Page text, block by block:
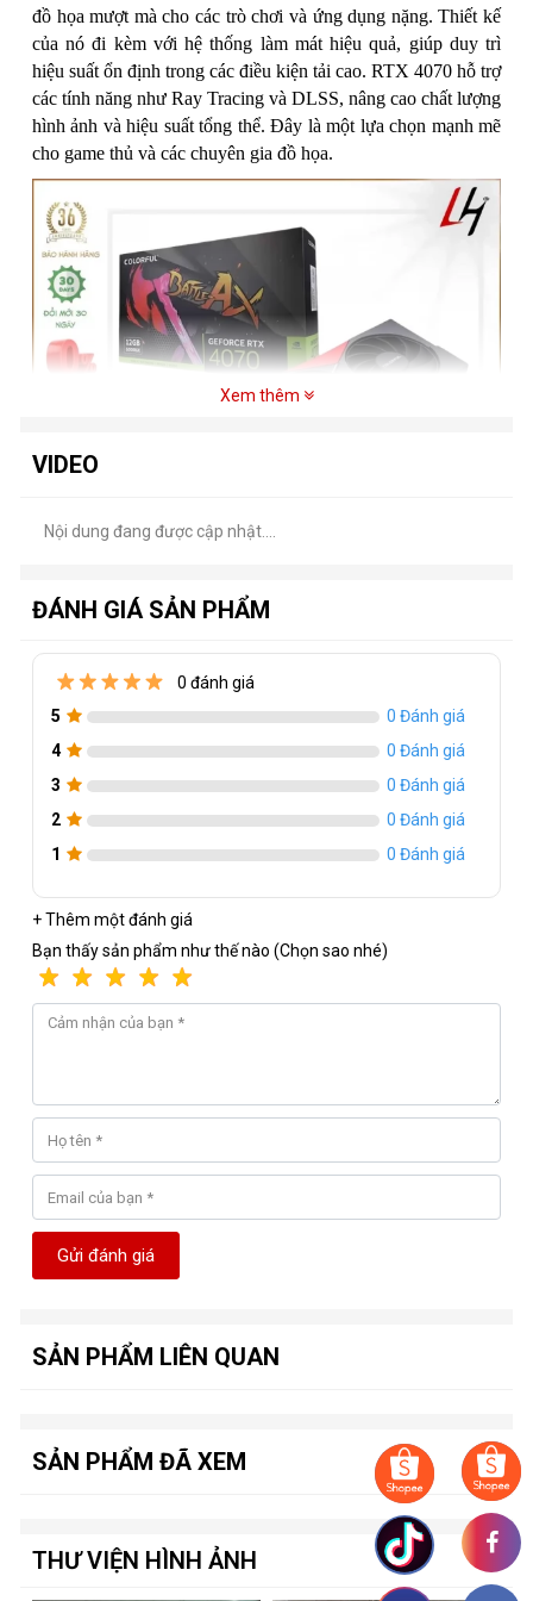
đồ họa mượt mà cho các trò chơi và ứng dụng nặng. Thiết kế
của nó đi kèm với hệ thống làm mát hiệu quả, giúp duy trì
hiệu suất ổn định trong các điều kiện tải cao. RTX 4070 hỗ trợ
các tính năng như Ray Tracing và DLSS, nâng cao chất lượng
hình ảnh và hiệu suất tổng thể. Đây là một lựa chọn mạnh mẽ
cho game thủ và các chuyên gia đồ họa.
Thông số kỹ thuật của Card 4070 NB EX-
Tên hãng: Colorful
Bộ nhớ trong
Kiểu bộ nhớ: GDDR6X
- Bus: 192bit
Memory Bandwidth
: 504GB/s
-Core Clock: 1920 Mhz (base), 2475 Mhz (boost)
-Độ phân giải: 7680 x 4320, 60Hz
-Cổng giao tiếp: 3 x DP, 1 x HDMI
Đầu cấp nguồn
- Nguồn yêu cầu: 650W trở lên
-Kích thước: 325 x 134 x 53.8mm
Xem thêm
VIDEO
Nội dung đang được cập nhật....
ĐÁNH GIÁ SẢN PHẨM
0 đánh giá
5
0 Đánh giá
4
0 Đánh giá
3
0 Đánh giá
2
0 Đánh giá
1
0 Đánh giá
+ Thêm một đánh giá
Bạn thấy sản phẩm như thế nào (Chọn sao nhé)
Gửi đánh giá
SẢN PHẨM LIÊN QUAN
SẢN PHẨM ĐÃ XEM
THƯ VIỆN HÌNH ẢNH